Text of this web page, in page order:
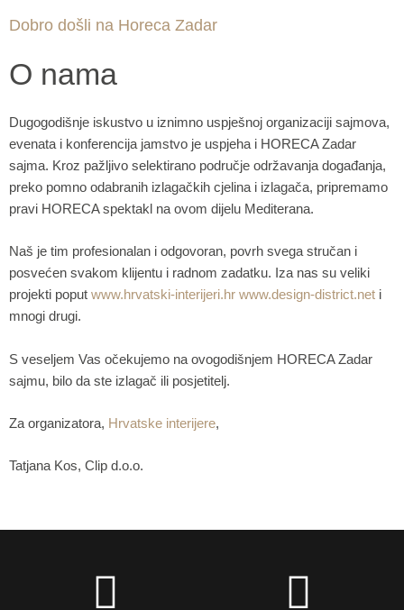
Dobro došli na Horeca Zadar
O nama
Dugogodišnje iskustvo u iznimno uspješnoj organizaciji sajmova,
evenata i konferencija jamstvo je uspjeha i HORECA Zadar
sajma. Kroz pažljivo selektirano područje održavanja događanja,
preko pomno odabranih izlagačkih cjelina i izlagača, pripremamo
pravi HORECA spektakl na ovom dijelu Mediterana.
Naš je tim profesionalan i odgovoran, povrh svega stručan i
posvećen svakom klijentu i radnom zadatku. Iza nas su veliki
projekti poput www.hrvatski-interijeri.hr www.design-district.net i
mnogi drugi.
S veseljem Vas očekujemo na ovogodišnjem HORECA Zadar
sajmu, bilo da ste izlagač ili posjetitelj.
Za organizatora, Hrvatske interijere,
Tatjana Kos, Clip d.o.o.